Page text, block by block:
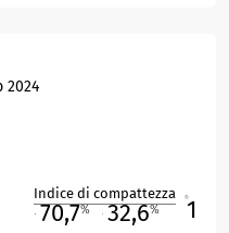
2024
Indice di compattezza
70,7% 32,6% 1